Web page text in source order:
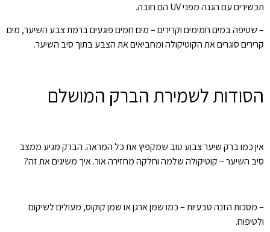
תכשירים עם הגנה מפני UV הם חובה.
– שטיפה במים חמימים וקרירים – מים חמים פוגעים ברמת צבע השיער, מים
קרירים סוגרים את הקוטיקולה ומחביאים את הצבע בתוך סיב השיער.
הסודות לשמירת הברק המושלם
אין כמו ברק שיער צבוע טוב שמקפיץ את כל המראה. הברק מגיע ממצב
סיב השיער – קוטיקולה שלמה וחלקה מחזירה אור. איך משיגים את זה?
– מסכות הזנה טבעיות – כמו שמן ארגן או שמן קוקוס, מעולים לשיקום
ולטיפוח.